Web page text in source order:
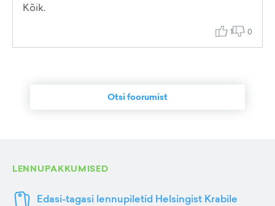
Kõik.
1 0
Otsi foorumist
LENNUPAKKUMISED
Edasi-tagasi lennupiletid Helsingist Krabile